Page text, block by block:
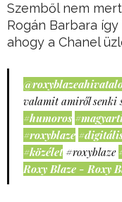
Szemből nem
Rogán Barbara
ahogy a Chanel
valamit amiről senki
#humoros
#roxyblaze
#közélet #roxyblaze
Roxy Blaze - Roxy